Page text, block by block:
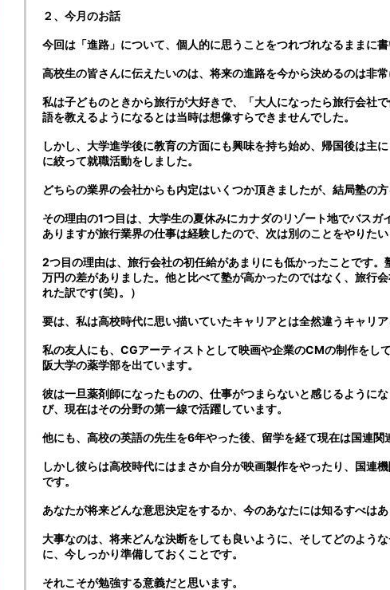
２、今月のお話
今回は「進路」について、個人的に思うことをつれづれなるままに書
高校生の皆さんに伝えたいのは、将来の進路を今から決めるのは非常
私は子どものときから旅行が大好きで、「大人になったら旅行会社
語を教えるようになるとは当時は想像すらできませんでした。
しかし、大学進学後に教育の方面にも興味を持ち始め、帰国後は主
に絞って就職活動をしました。
どちらの業界の会社からも内定はいくつか頂きましたが、結局塾の方
その理由の1つ目は、大学生の夏休みにカナダのリゾート地でバスガ
ありますが旅行業界の仕事は経験したので、次は別のことをやりたい
2つ目の理由は、旅行会社の初任給があまりにも低かったことです
万円の差がありました。他と比べて塾が高かったのではなく、旅行
れた訳です(笑)。）
要は、私は高校時代に思い描いていたキャリアとは全然違うキャリア
私の友人にも、CGアーティストとして映画や企業のCMの制作をし
阪大学の薬学部を出ています。
彼は一旦薬剤師になったものの、仕事がつまらないと感じるように
び、現在はその分野の第一線で活躍しています。
他にも、高校の英語の先生を6年やった後、留学を経て現在は国連関
しかし彼らは高校時代にはまさか自分が映画製作をやったり、国連
です。
あなたが将来どんな意思決定をするか、今のあなたには知るすべはあ
大事なのは、将来どんな決断をしても良いように、そしてどのよう
に、今しっかり準備しておくことです。
それこそが勉強する意義だと思います。